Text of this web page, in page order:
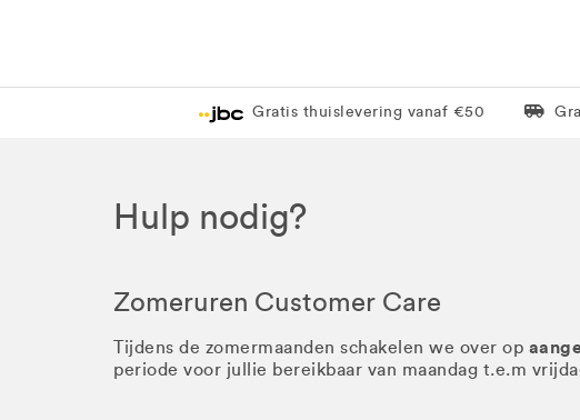
Gratis thuislevering vanaf €50
Hulp nodig?
Zomeruren Customer Care
Tijdens de zomermaanden schakelen we over op
periode voor jullie bereikbaar van maandag t.e.m